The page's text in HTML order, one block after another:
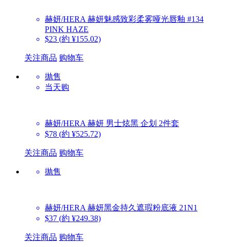
赫妍/HERA 赫妍魅感致彩柔雾哑光唇釉 #134
PINK HAZE
$23 (約 ¥155.02)
关注商品 购物车
抛售
当天购
赫妍/HERA 赫妍 男士炫黑 企划 2件套
$78 (約 ¥525.72)
关注商品 购物车
抛售
赫妍/HERA 赫妍黑金持久遮瑕粉底液 21N1
$37 (約 ¥249.38)
关注商品 购物车